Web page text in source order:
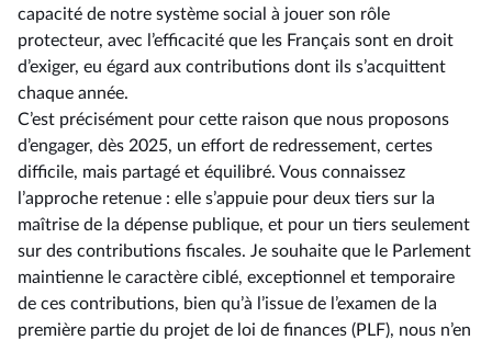
capacité de notre système social à jouer son rôle
protecteur, avec l’efficacité que les Français sont en droit
d’exiger, eu égard aux contributions dont ils s’acquittent
chaque année.
C’est précisément pour cette raison que nous proposons
d’engager, dès 2025, un effort de redressement, certes
difficile, mais partagé et équilibré. Vous connaissez
l’approche retenue : elle s’appuie pour deux tiers sur la
maîtrise de la dépense publique, et pour un tiers seulement
sur des contributions fiscales. Je souhaite que le Parlement
maintienne le caractère ciblé, exceptionnel et temporaire
de ces contributions, bien qu’à l’issue de l’examen de la
première partie du projet de loi de finances (PLF), nous n’en